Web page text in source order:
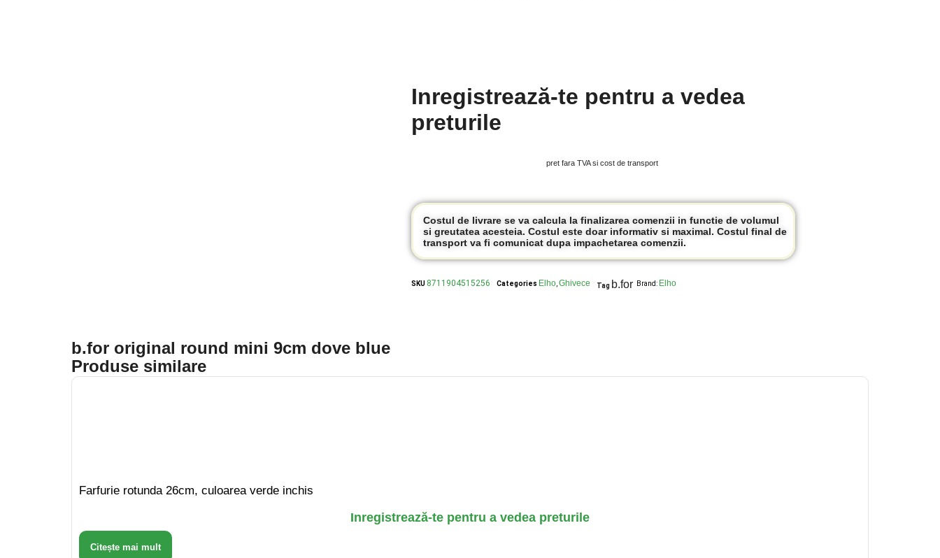
Inregistrează-te pentru a vedea
preturile
pret fara TVA si cost de transport
Costul de livrare se va calcula la finalizarea comenzii in functie de volumul
si greutatea acesteia. Costul este doar informativ si maximal. Costul final de
transport va fi comunicat dupa impachetarea comenzii.
SKU 8711904515256 Categories Elho Ghivece Tag b.for Brand: Elho
b.for original round mini 9cm dove blue
Produse similare
Farfurie rotunda 26cm, culoarea verde inchis
Inregistrează-te pentru a vedea preturile
Citește mai mult